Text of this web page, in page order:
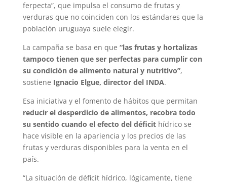
ferpecta”, que impulsa el consumo de frutas y
verduras que no coinciden con los estándares que la
población uruguaya suele elegir.
La campaña se basa en que “las frutas y hortalizas
tampoco tienen que ser perfectas para cumplir con
su condición de alimento natural y nutritivo”,
sostiene Ignacio Elgue, director del INDA.
Esa iniciativa y el fomento de hábitos que permitan
reducir el desperdicio de alimentos, recobra todo
su sentido cuando el efecto del déficithídrico se
hace visible en la apariencia y los precios de las
frutas y verduras disponibles para la venta en el
país.
“La situación de déficit hídrico, lógicamente, tiene